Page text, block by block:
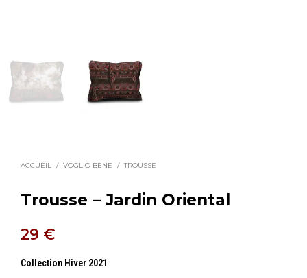
ACCUEIL / VOGLIO BENE / TROUSSE
Trousse – Jardin Oriental
29 €
Collection Hiver 2021